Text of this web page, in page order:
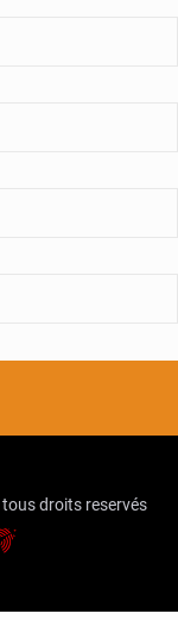
tous droits reservés